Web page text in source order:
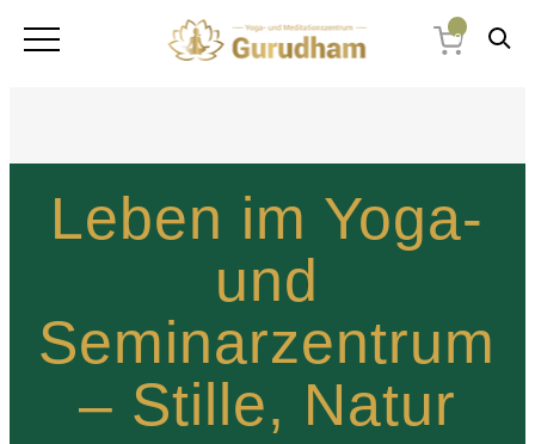
0
Leben im Yoga-
und
Seminarzentrum
– Stille, Natur